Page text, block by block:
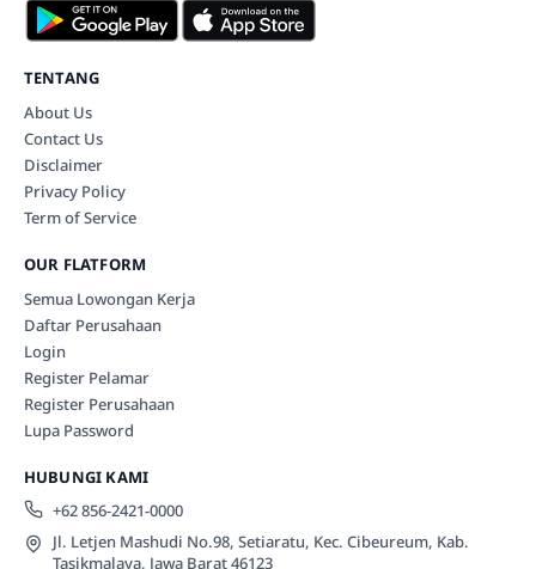
TENTANG
About Us
Contact Us
Disclaimer
Privacy Policy
Term of Service
OUR FLATFORM
Semua Lowongan Kerja
Daftar Perusahaan
Login
Register Pelamar
Register Perusahaan
Lupa Password
HUBUNGI KAMI
+62 856-2421-0000
Jl. Letjen Mashudi No.98, Setiaratu, Kec. Cibeureum, Kab.
Tasikmalaya, Jawa Barat 46123